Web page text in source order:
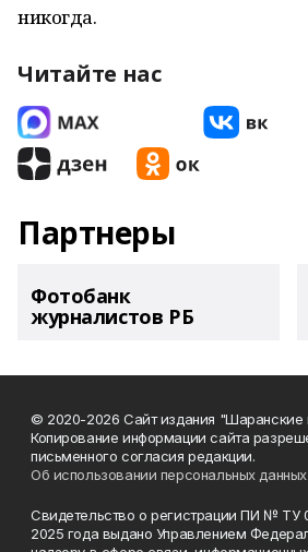
никогда.
Читайте нас
Партнеры
Фотобанк
журналистов РБ
© 2020-2026 Сайт издания "Шаранские
Копирование информации сайта
письменного согласия редакции.
Об использовании персональных данных
Свидетельство о регистрации ПИ № ТУ
2025 года выдано Управлением